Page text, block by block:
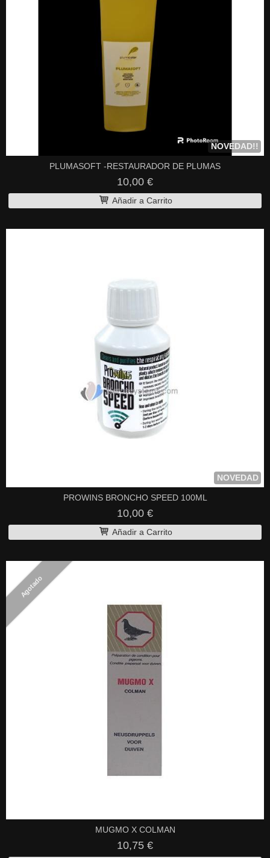
NOVEDAD!!
PLUMASOFT -RESTAURADOR DE PLUMAS
10,00 €
Añadir a Carrito
NOVEDAD
PROWINS BRONCHO SPEED 100ML
10,00 €
Añadir a Carrito
Agotado
MUGMO X COLMAN
10,75 €